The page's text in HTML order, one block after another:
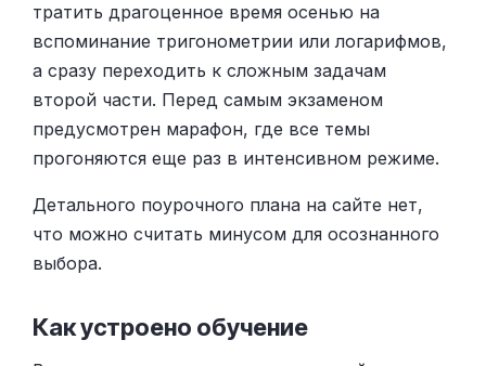
тратить драгоценное время осенью на
вспоминание тригонометрии или логарифмов,
а сразу переходить к сложным задачам
второй части. Перед самым экзаменом
предусмотрен марафон, где все темы
прогоняются еще раз в интенсивном режиме.
Детального поурочного плана на сайте нет,
что можно считать минусом для осознанного
выбора.
Как устроено обучение